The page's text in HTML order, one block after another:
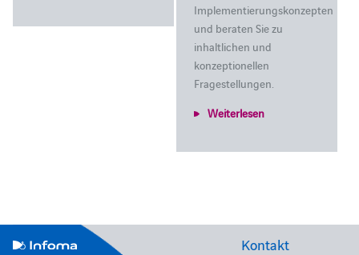
Implementierungskonzepten
und beraten Sie zu
inhaltlichen und
konzeptionellen
Fragestellungen.
Weiterlesen
Kontakt